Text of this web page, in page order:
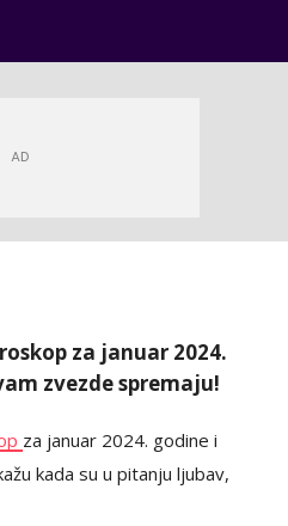
za januar 2024.
zvezde spremaju!
za januar 2024. godine i
kada su u pitanju ljubav,